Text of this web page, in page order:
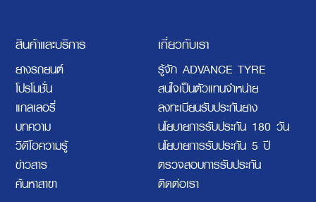
สินค้าและบริการ
ยางรถยนต์
โปรโมชั่น
แกลเลอรี่
บทความ
วิดีโอความรู้
ข่าวสาร
ค้นหาสาขา
เกี่ยวกับเรา
รู้จัก ADVANCE TYRE
สนใจเป็นตัวแทนจำหน่าย
ลงทะเบียนรับประกันยาง
นโยบายการรับประกัน 180 วัน
นโยบายการรับประกัน 5 ปี
ตรวจสอบการรับประกัน
ติดต่อเรา